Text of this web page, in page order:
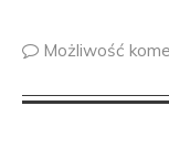
Możliwość